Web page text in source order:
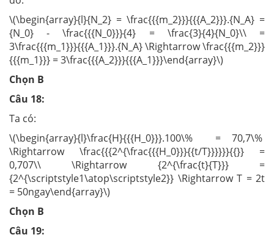
\(\begin{array}{l}{N_2} = \frac{{{m_2}}}{{{A_2}}}.{N_A} =
{N_0} - \frac{{{N_0}}}{4} = \frac{3}{4}{N_0}\\ =
3\frac{{{m_1}}}{{{A_1}}}.{N_A} \Rightarrow \frac{{{m_2}}}
{{{m_1}}} = 3\frac{{{A_2}}}{{{A_1}}}\end{array}\)
Chọn B
Câu 18:
Ta có:
\(\begin{array}{l}\frac{H}{{{H_0}}}.100\% = 70,7\%
\Rightarrow \frac{{{2^{\frac{{{H_0}}}{{t/T}}}}}}{{}} =
0,707\\ \Rightarrow {2^{\frac{t}{T}}} =
{2^{\scriptstyle1\atop\scriptstyle2}} \Rightarrow T = 2t
= 50ngay\end{array}\)
Chọn B
Câu 19: